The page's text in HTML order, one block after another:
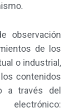
observación
de los
o industrial,
contenidos
a través del